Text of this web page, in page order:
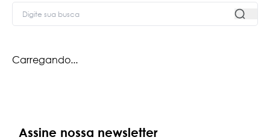
Carregando...
Assine nossa newsletter